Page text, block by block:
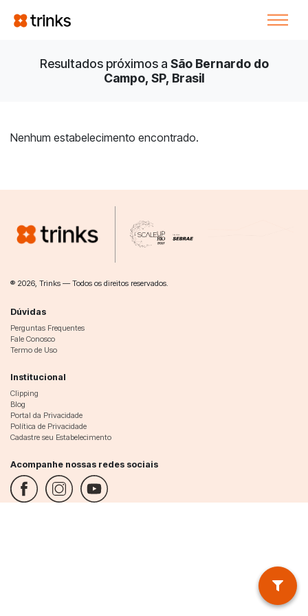
Resultados próximos a São Bernardo do
Campo, SP, Brasil
Nenhum estabelecimento encontrado.
® 2026, Trinks — Todos os direitos reservados.
Dúvidas
Perguntas Frequentes
Fale Conosco
Termo de Uso
Institucional
Clipping
Blog
Portal da Privacidade
Política de Privacidade
Cadastre seu Estabelecimento
Acompanhe nossas redes sociais